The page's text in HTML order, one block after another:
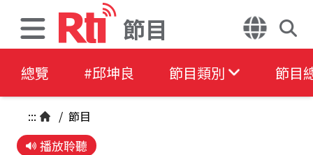
節目
總覽 #邱坤良 節目類別 節目
::: / 節目
播放聆聽